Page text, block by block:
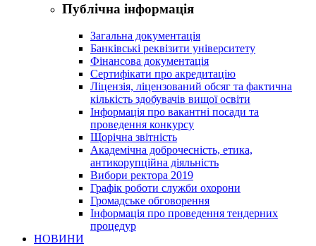
Публічна інформація
Загальна документація
Банківські реквізити університету
Фінансова документація
Сертифікати про акредитацію
Ліцензія, ліцензований обсяг та фактична
кількість здобувачів вищої освіти
Інформація про вакантні посади та
проведення конкурсу
Щорічна звітність
Академічна доброчесність, етика,
антикорупційна діяльність
Вибори ректора 2019
Графік роботи служби охорони
Громадське обговорення
Інформація про проведення тендерних
процедур
НОВИНИ